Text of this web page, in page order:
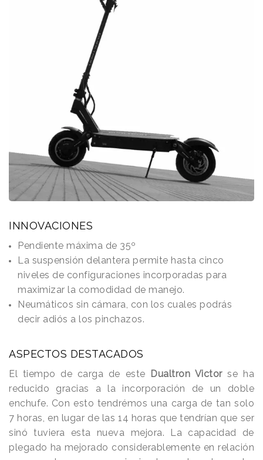
INNOVACIONES
Pendiente máxima de 35º
La suspensión delantera permite hasta cinco
niveles de configuraciones incorporadas para
maximizar la comodidad de manejo.
Neumáticos sin cámara, con los cuales podrás
decir adiós a los pinchazos.
ASPECTOS DESTACADOS
El tiempo de carga de este Dualtron Victorse ha
reducido gracias a la incorporación de un doble
enchufe. Con esto tendrémos una carga de tan solo
7 horas, en lugar de las 14 horas que tendrían que ser
sinó tuviera esta nueva mejora. La capacidad de
plegado ha mejorado considerablemente en relación